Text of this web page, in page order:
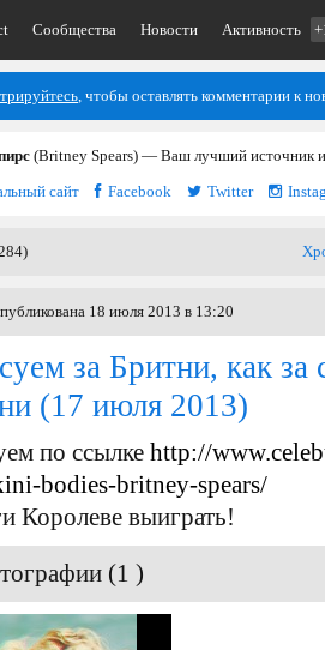
Сообщества Новости Активность
, чтобы оставлять комментарии к
(Britney Spears) — Ваш лучший источник
сайт
Facebook Twitter
18 июля 2013 в 13:20
за Бритни, как за
(17 июля 2013)
по ссылке http://
bodies-britney-spears/
Королеве выиграть!
(1 )